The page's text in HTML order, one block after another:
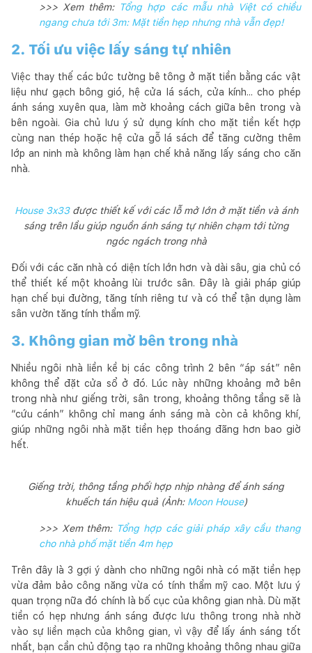
>>> Xem thêm: Tổng hợp các mẫu nhà Việt có chiều
ngang chưa tới 3m: Mặt tiền hẹp nhưng nhà vẫn đẹp!
2. Tối ưu việc lấy sáng tự nhiên
Việc thay thế các bức tường bê tông ở mặt tiền bằng các vật
liệu như gạch bông gió, hệ cửa lá sách, cửa kính... cho phép
ánh sáng xuyên qua, làm mờ khoảng cách giữa bên trong và
bên ngoài. Gia chủ lưu ý sử dụng kính cho mặt tiền kết hợp
cùng nan thép hoặc hệ cửa gỗ lá sách để tăng cường thêm
lớp an ninh mà không làm hạn chế khả năng lấy sáng cho căn
nhà.
House 3x33được thiết kế với các lỗ mở lớn ở mặt tiền và ánh
sáng trên lầu giúp nguồn ánh sáng tự nhiên chạm tới từng
ngóc ngách trong nhà
Đối với các căn nhà có diện tích lớn hơn và dài sâu, gia chủ có
thể thiết kế một khoảng lùi trước sân. Đây là giải pháp giúp
hạn chế bụi đường, tăng tính riêng tư và có thể tận dụng làm
sân vườn tăng tính thẩm mỹ.
3. Không gian mở bên trong nhà
Nhiều ngôi nhà liền kề bị các công trình 2 bên “áp sát” nên
không thể đặt cửa sổ ở đó. Lúc này những khoảng mở bên
trong nhà như giếng trời, sân trong, khoảng thông tầng sẽ là
“cứu cánh” không chỉ mang ánh sáng mà còn cả không khí,
giúp những ngôi nhà mặt tiền hẹp thoáng đãng hơn bao giờ
hết.
Giếng trời, thông tầng phối hợp nhịp nhàng để ánh sáng
khuếch tán hiệu quả (Ảnh: Moon House)
>>> Xem thêm: Tổng hợp các giải pháp xây cầu thang
cho nhà phố mặt tiền 4m hẹp
Trên đây là 3 gợi ý dành cho những ngôi nhà có mặt tiền hẹp
vừa đảm bảo công năng vừa có tính thẩm mỹ cao. Một lưu ý
quan trọng nữa đó chính là bố cục của không gian nhà. Dù mặt
tiền có hẹp nhưng ánh sáng được lưu thông trong nhà nhờ
vào sự liền mạch của không gian, vì vậy để lấy ánh sáng tốt
nhất, bạn cần chủ động tạo ra những khoảng thông nhau giữa